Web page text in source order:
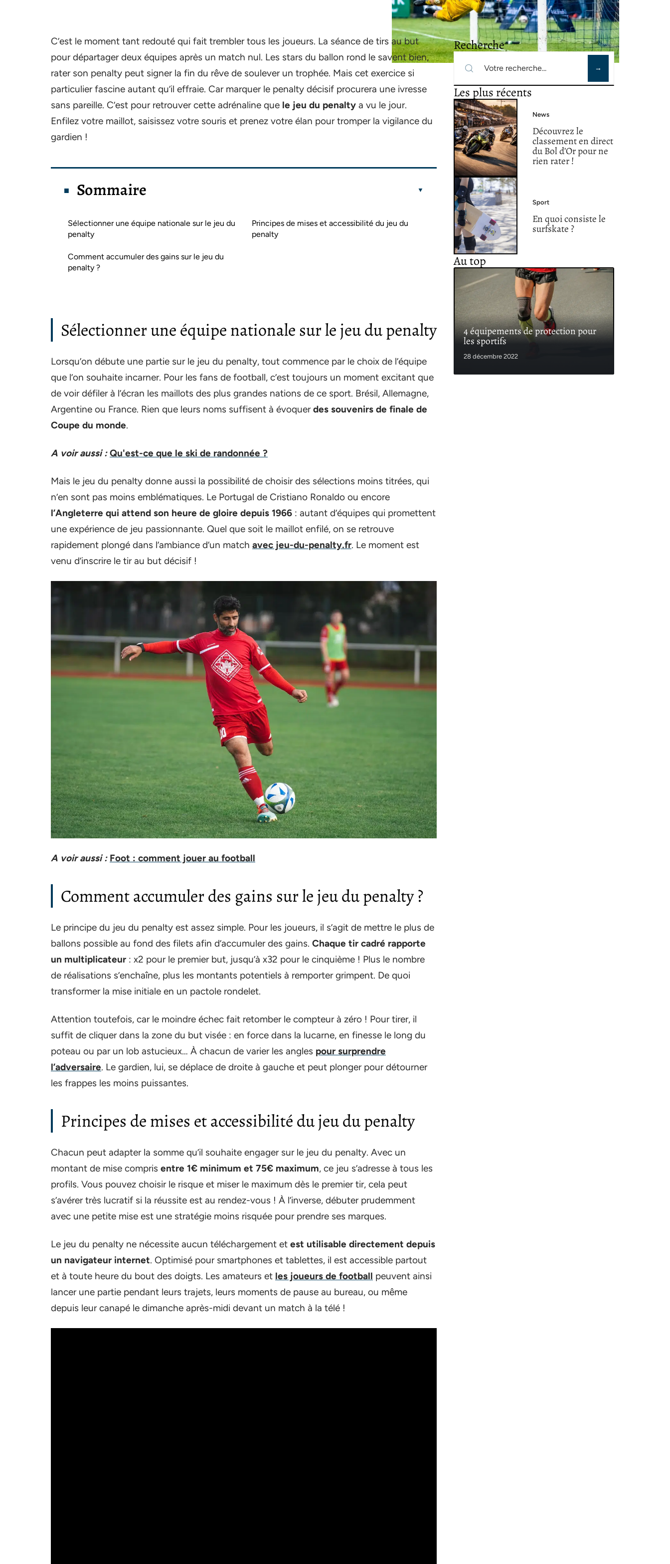
C’est le moment tant redouté qui fait trembler tous les joueurs. La séance de tirs au but
pour départager deux équipes après un match nul. Les stars du ballon rond le savent bien,
rater son penalty peut signer la fin du rêve de soulever un trophée. Mais cet exercice si
particulier fascine autant qu’il effraie. Car marquer le penalty décisif procurera une ivresse
sans pareille. C’est pour retrouver cette adrénaline que le jeu du penalty a vu le jour.
Enfilez votre maillot, saisissez votre souris et prenez votre élan pour tromper la vigilance du
gardien !
Sommaire
Sélectionner une équipe nationale sur le jeu du
penalty
Comment accumuler des gains sur le jeu du
penalty ?
Principes de mises et accessibilité du jeu du
penalty
Sélectionner une équipe nationale sur le jeu du penalty
Lorsqu’on débute une partie sur le jeu du penalty, tout commence par le choix de l’équipe
que l’on souhaite incarner. Pour les fans de football, c’est toujours un moment excitant que
de voir défiler à l’écran les maillots des plus grandes nations de ce sport. Brésil, Allemagne,
Argentine ou France. Rien que leurs noms suffisent à évoquerdes souvenirs de finale de
Coupe du monde.
A voir aussi : Qu'est-ce que le ski de randonnée ?
Mais le jeu du penalty donne aussi la possibilité de choisir des sélections moins titrées, qui
n’en sont pas moins emblématiques. Le Portugal de Cristiano Ronaldo ou encore
l’Angleterre qui attend son heure de gloire depuis 1966 : autant d’équipes qui promettent
une expérience de jeu passionnante. Quel que soit le maillot enfilé, on se retrouve
rapidement plongé dans l’ambiance d’un match avec jeu-du-penalty.fr. Le moment est
venu d’inscrire le tir au but décisif !
A voir aussi : Foot : comment jouer au football
Comment accumuler des gains sur le jeu du penalty ?
Le principe du jeu du penalty est assez simple. Pour les joueurs, il s’agit de mettre le plus de
ballons possible au fond des filets afin d’accumuler des gains. Chaque tir cadré rapporte
un multiplicateur : x2 pour le premier but, jusqu’à x32 pour le cinquième ! Plus le nombre
de réalisations s’enchaîne, plus les montants potentiels à remporter grimpent. De quoi
transformer la mise initiale en un pactole rondelet.
Attention toutefois, car le moindre échec fait retomber le compteur à zéro ! Pour tirer, il
suffit de cliquer dans la zone du but visée : en force dans la lucarne, en finesse le long du
poteau ou par un lob astucieux… À chacun de varier les angles pour surprendre
l’adversaire. Le gardien, lui, se déplace de droite à gauche et peut plonger pour détourner
les frappes les moins puissantes.
Principes de mises et accessibilité du jeu du penalty
Chacun peut adapter la somme qu’il souhaite engager sur le jeu du penalty. Avec un
montant de mise compris entre 1€ minimum et 75€ maximum, ce jeu s’adresse à tous les
profils. Vous pouvez choisir le risque et miser le maximum dès le premier tir, cela peut
s’avérer très lucratif si la réussite est au rendez-vous ! À l’inverse, débuter prudemment
avec une petite mise est une stratégie moins risquée pour prendre ses marques.
Le jeu du penalty ne nécessite aucun téléchargement et est utilisable directement depuis
un navigateur internet. Optimisé pour smartphones et tablettes, il est accessible partout
et à toute heure du bout des doigts. Les amateurs et les joueurs de football peuvent ainsi
lancer une partie pendant leurs trajets, leurs moments de pause au bureau, ou même
depuis leur canapé le dimanche après-midi devant un match à la télé !
Recherche
Les plus récents
News
Découvrez le
classement en direct
du Bol d’Or pour ne
rien rater !
Sport
En quoi consiste le
surfskate ?
Au top
4 équipements de protection pour
les sportifs
28 décembre 2022